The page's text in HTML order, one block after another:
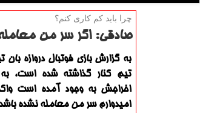
چرا باید كم كاری كنم؟
صادقی: اگر سر من
به گزارش بازی فوتبال دروازه
تیم كنار گذاشته شده است، به
اخراجش به وجود آمده است
امیدوارم سر من معامله نشده